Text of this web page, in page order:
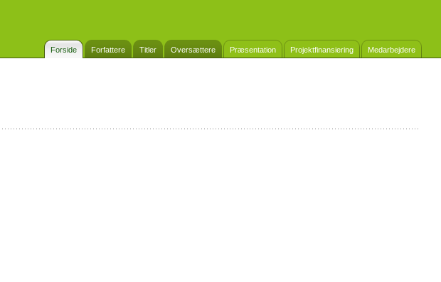
Forside Forfattere Titler Oversættere Præsentation Projektfinansiering Medarbejdere